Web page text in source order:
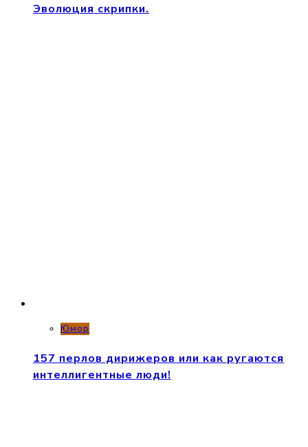
Эволюция скрипки.
Юмор
157 перлов дирижеров или как ругаются
интеллигентные люди!